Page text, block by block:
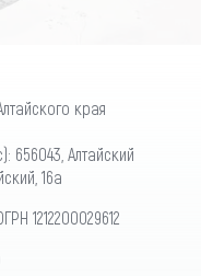
края
656043, Алтайский
16а
1212200029612